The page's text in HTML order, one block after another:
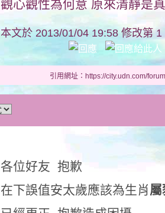
觀心觀性為何意 原來清靜是
本文於 2013/01/04 19:58 修改第 1
引用網址：https://city.udn.com/
各位好友 抱歉
在下誤值安太歲應該為生肖屬